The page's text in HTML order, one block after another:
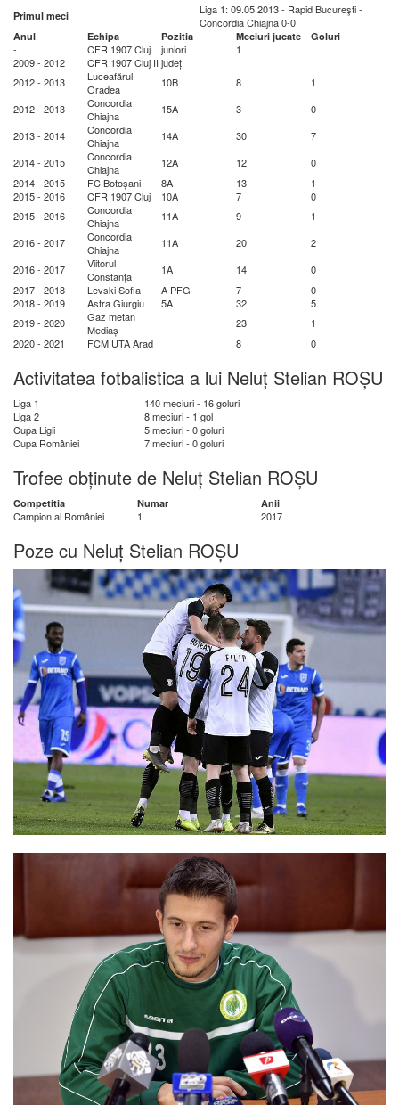
Primul meci
Liga 1: 09.05.2013 - Rapid Bucureşti -
Concordia Chiajna 0-0
Anul Echipa Pozitia Meciuri jucate Goluri
- CFR 1907 Cluj juniori
1
2009 - 2012
CFR 1907 Cluj II județ
2012 - 2013
Luceafărul
Oradea
10B 8
1
2012 - 2013
Concordia
Chiajna
15A 3
0
2013 - 2014
Concordia
Chiajna
14A 30
7
2014 - 2015
Concordia
Chiajna
12A 12
0
2014 - 2015
FC Botoșani 8A 13
1
2015 - 2016
CFR 1907 Cluj 10A 7
0
2015 - 2016
Concordia
Chiajna
11A 9
1
2016 - 2017
Concordia
Chiajna
11A 20
2
2016 - 2017
Viitorul
Constanța
1A 14
0
2017 - 2018
Levski Sofia A PFG 7
0
2018 - 2019
Astra Giurgiu 5A 32
5
2019 - 2020
Gaz metan
Mediaș
23
1
2020 - 2021
FCM UTA Arad 8 0
Activitatea fotbalistica a lui Neluț Stelian ROȘU
Liga 1
140 meciuri - 16 goluri
Liga 2
8 meciuri - 1 gol
Cupa Ligii
5 meciuri - 0 goluri
Cupa României
7 meciuri - 0 goluri
Trofee obținute de Neluț Stelian ROȘU
Competitia Numar Anii
Campion al României 1 2017
Poze cu Neluț Stelian ROȘU